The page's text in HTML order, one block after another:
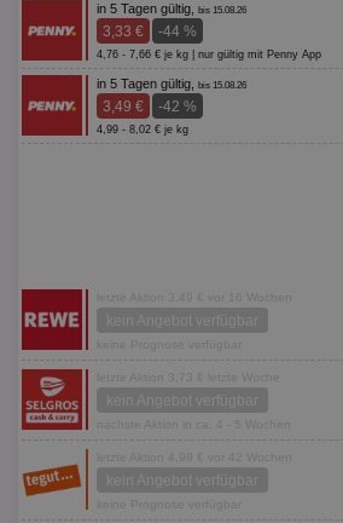
in 5 Tagen gültig, bis 15.08.26
3,33 € -44 %
4,76 - 7,66 € je kg | nur gültig mit Penny App
in 5 Tagen gültig, bis 15.08.26
3,49 € -42 %
4,99 - 8,02 € je kg
letzte Aktion 3,49 € vor 16 Wochen
kein Angebot verfügbar
keine Prognose verfügbar
letzte Aktion 3,73 € letzte Woche
kein Angebot verfügbar
nächste Aktion in ca. 4 - 5 Wochen
letzte Aktion 4,99 € vor 42 Wochen
kein Angebot verfügbar
keine Prognose verfügbar